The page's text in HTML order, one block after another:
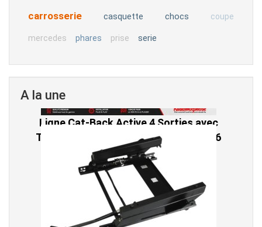
carrosserie casquette chocs coupe
mercedes phares prise serie
A la une